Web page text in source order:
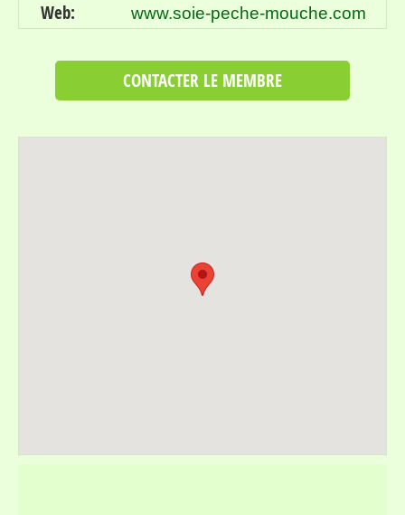
Web: www.soie-peche-mouche.com
CONTACTER LE MEMBRE